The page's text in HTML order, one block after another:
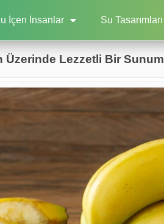
İçen İnsanlar Su Tasarımları
Üzerinde Lezzetli Bir Sunum